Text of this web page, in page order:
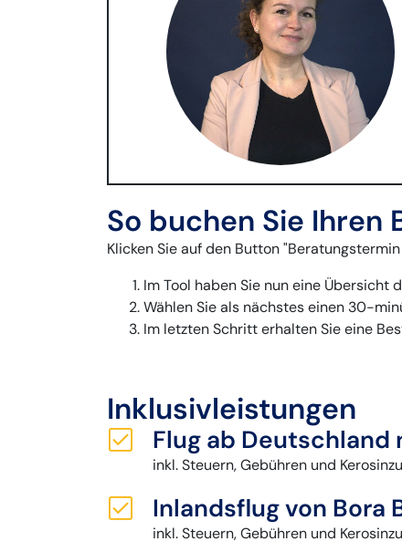
So buchen Sie Ihren
Klicken Sie auf den Button
Im Tool haben Sie nun eine Übersicht
Wählen Sie als nächstes einen 30-
Im letzten Schritt erhalten Sie eine
Inklusivleistungen
Flug ab Deutschland
inkl. Steuern, Gebühren und
Inlandsflug von Bora
inkl. Steuern, Gebühren und